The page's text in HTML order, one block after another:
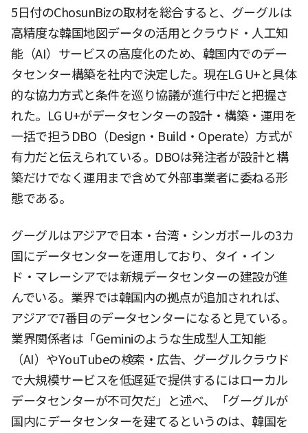
5日付のChosunBizの取材を総合すると、グーグルは
高精度な韓国地図データの活用とクラウド・人工知
能（AI）サービスの高度化のため、韓国内でのデー
タセンター構築を社内で決定した。現在LG U+と具体
的な協力方式と条件を巡り協議が進行中だと把握さ
れた。LG U+がデータセンターの設計・構築・運用を
一括で担うDBO（Design・Build・Operate）方式が
有力だと伝えられている。DBOは発注者が設計と構
築だけでなく運用まで含めて外部事業者に委ねる形
態である。
グーグルはアジアで日本・台湾・シンガポールの3カ
国にデータセンターを運用しており、タイ・イン
ド・マレーシアでは新規データセンターの建設が進
んでいる。業界では韓国内の拠点が追加されれば、
アジアで7番目のデータセンターになると見ている。
業界関係者は「Geminiのような生成型人工知能
（AI）やYouTubeの検索・広告、グーグルクラウド
で大規模サービスを低遅延で提供するにはローカル
データセンターが不可欠だ」と述べ、「グーグルが
国内にデータセンターを建てるというのは、韓国を